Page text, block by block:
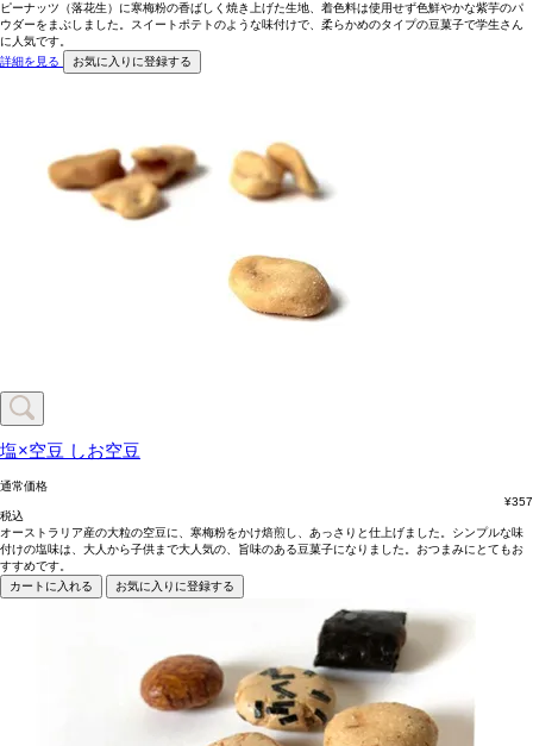
ピーナッツ（落花生）に寒梅粉の香ばしく焼き上げた生地、着色料は使用せず色鮮やかな紫芋のパ
ウダーをまぶしました。スイートポテトのような味付けで、柔らかめのタイプの豆菓子で学生さん
に人気です。
詳細を見る
お気に入りに登録する
塩×空豆 しお空豆
通常価格
¥357
税込
オーストラリア産の大粒の空豆に、寒梅粉をかけ焙煎し、あっさりと仕上げました。シンプルな味
付けの塩味は、大人から子供まで大人気の、旨味のある豆菓子になりました。おつまみにとてもお
すすめです。
カートに入れる
お気に入りに登録する